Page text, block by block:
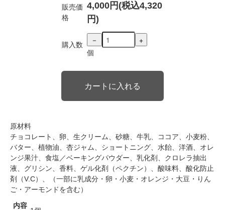
販売価
格
4,000円(税込4,320
円)
購入数 － +
個
原材料
チョコレート、卵、生クリーム、砂糖、牛乳、ココア、小麦粉、
バター、植物油、杏ジャム、ショートニング、水飴、洋酒、オレ
ンジ果汁、食塩／ベーキングパウダー、乳化剤、クロレラ抽出
液、グリシン、香料、ゲル化剤（ペクチン）、酸味料、酸化防止
剤（V.C）、（一部に乳成分・卵・小麦・オレンジ・大豆・りん
ご・アーモンドを含む）
内容